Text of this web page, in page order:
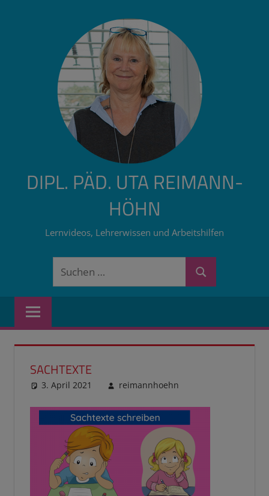
DIPL. PÄD. UTA REIMANN-
HÖHN
Lernvideos, Lehrerwissen und Arbeitshilfen
Suchen
Suchen
SACHTEXTE
3. April 2021 reimannhoehn